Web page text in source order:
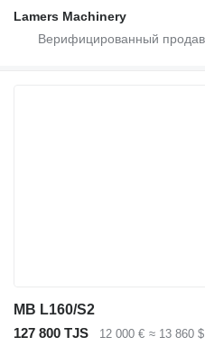
Lamers Machinery
MB L160/S2
127 800 TJS
12 000 € ≈ 13 860 $